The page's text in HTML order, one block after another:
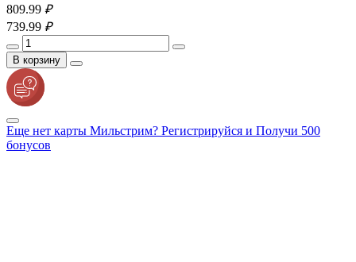
809.99 ₽
739.99 ₽
В корзину
Еще нет карты Мильстрим? Регистрируйся и Получи 500
бонусов